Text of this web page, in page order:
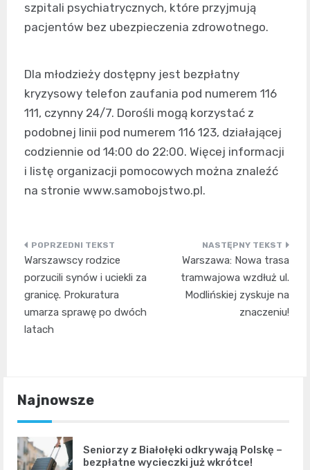
szpitali psychiatrycznych, które przyjmują
pacjentów bez ubezpieczenia zdrowotnego.
Dla młodzieży dostępny jest bezpłatny
kryzysowy telefon zaufania pod numerem 116
111, czynny 24/7. Dorośli mogą korzystać z
podobnej linii pod numerem 116 123, działającej
codziennie od 14:00 do 22:00. Więcej informacji
i listę organizacji pomocowych można znaleźć
na stronie www.samobojstwo.pl.
Nawigacja
wpisu
Warszawscy rodzice
porzucili synów i uciekli za
granicę. Prokuratura
umarza sprawę po dwóch
latach
Warszawa: Nowa trasa
tramwajowa wzdłuż ul.
Modlińskiej zyskuje na
znaczeniu!
Najnowsze
Seniorzy z Białołęki odkrywają Polskę –
bezpłatne wycieczki już wkrótce!